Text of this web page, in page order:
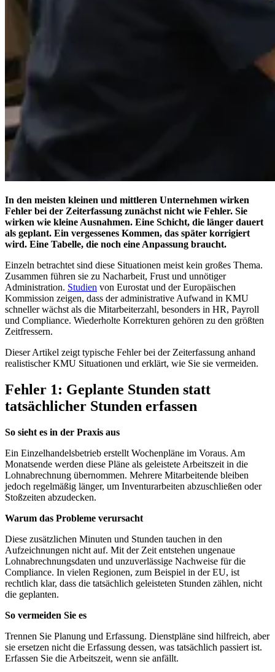
In den meisten kleinen und mittleren Unternehmen wirken
Fehler bei der Zeiterfassung zunächst nicht wie Fehler. Sie
wirken wie kleine Ausnahmen. Eine Schicht, die länger dauert
als geplant. Ein vergessenes Kommen, das später korrigiert
wird. Eine Tabelle, die noch eine Anpassung braucht.
Einzeln betrachtet sind diese Situationen meist kein großes Thema.
Zusammen führen sie zu Nacharbeit, Frust und unnötiger
Administration. Studien von Eurostat und der Europäischen
Kommission zeigen, dass der administrative Aufwand in KMU
schneller wächst als die Mitarbeiterzahl, besonders in HR, Payroll
und Compliance. Wiederholte Korrekturen gehören zu den größten
Zeitfressern.
Dieser Artikel zeigt typische Fehler bei der Zeiterfassung anhand
realistischer KMU Situationen und erklärt, wie Sie sie vermeiden.
Fehler 1: Geplante Stunden statt
tatsächlicher Stunden erfassen
So sieht es in der Praxis aus
Ein Einzelhandelsbetrieb erstellt Wochenpläne im Voraus. Am
Monatsende werden diese Pläne als geleistete Arbeitszeit in die
Lohnabrechnung übernommen. Mehrere Mitarbeitende bleiben
jedoch regelmäßig länger, um Inventurarbeiten abzuschließen oder
Stoßzeiten abzudecken.
Warum das Probleme verursacht
Diese zusätzlichen Minuten und Stunden tauchen in den
Aufzeichnungen nicht auf. Mit der Zeit entstehen ungenaue
Lohnabrechnungsdaten und unzuverlässige Nachweise für die
Compliance. In vielen Regionen, zum Beispiel in der EU, ist
rechtlich klar, dass die tatsächlich geleisteten Stunden zählen, nicht
die geplanten.
So vermeiden Sie es
Trennen Sie Planung und Erfassung. Dienstpläne sind hilfreich, aber
sie ersetzen nicht die Erfassung dessen, was tatsächlich passiert ist.
Erfassen Sie die Arbeitszeit, wenn sie anfällt.